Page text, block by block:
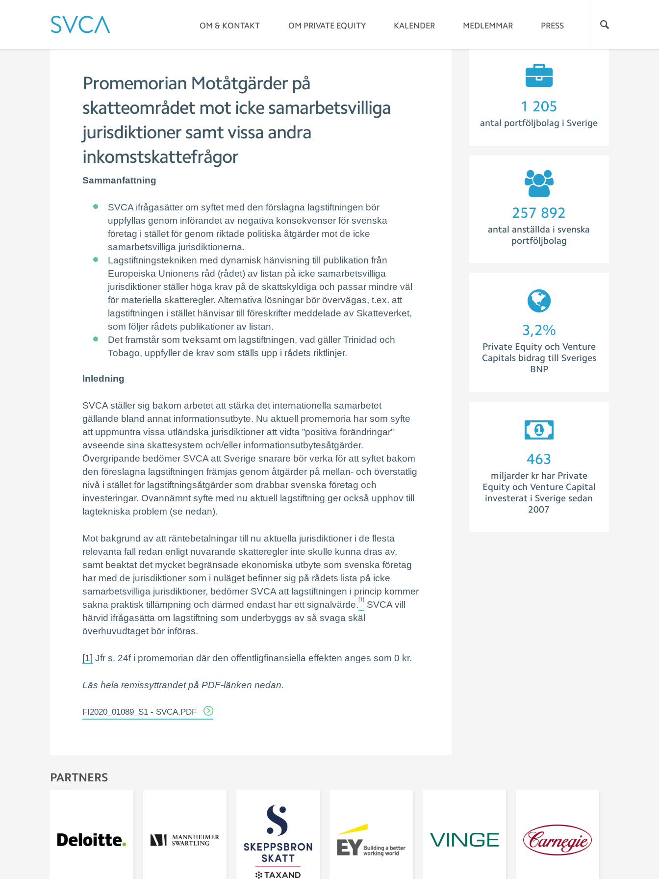
OM & KONTAKT OM PRIVATE EQUITY KALENDER MEDLEMMAR PRESS
Promemorian Motåtgärder på
skatteområdet mot icke samarbetsvilliga
jurisdiktioner samt vissa andra
inkomstskattefrågor
Sammanfattning
SVCA ifrågasätter om syftet med den förslagna lagstiftningen bör
uppfyllas genom införandet av negativa konsekvenser för svenska
företag i stället för genom riktade politiska åtgärder mot de icke
samarbetsvilliga jurisdiktionerna.
Lagstiftningstekniken med dynamisk hänvisning till publikation från
Europeiska Unionens råd (rådet) av listan på icke samarbetsvilliga
jurisdiktioner ställer höga krav på de skattskyldiga och passar mindre väl
för materiella skatteregler. Alternativa lösningar bör övervägas, t.ex. att
lagstiftningen i stället hänvisar till föreskrifter meddelade av Skatteverket,
som följer rådets publikationer av listan.
Det framstår som tveksamt om lagstiftningen, vad gäller Trinidad och
Tobago, uppfyller de krav som ställs upp i rådets riktlinjer.
Inledning
SVCA ställer sig bakom arbetet att stärka det internationella samarbetet
gällande bland annat informationsutbyte. Nu aktuell promemoria har som syfte
att uppmuntra vissa utländska jurisdiktioner att vidta ”positiva förändringar”
avseende sina skattesystem och/eller informationsutbytesåtgärder.
Övergripande bedömer SVCA att Sverige snarare bör verka för att syftet bakom
den föreslagna lagstiftningen främjas genom åtgärder på mellan- och överstatlig
nivå i stället för lagstiftningsåtgärder som drabbar svenska företag och
investeringar. Ovannämnt syfte med nu aktuell lagstiftning ger också upphov till
lagtekniska problem (se nedan).
Mot bakgrund av att räntebetalningar till nu aktuella jurisdiktioner i de flesta
relevanta fall redan enligt nuvarande skatteregler inte skulle kunna dras av,
samt beaktat det mycket begränsade ekonomiska utbyte som svenska företag
har med de jurisdiktioner som i nuläget befinner sig på rådets lista på icke
samarbetsvilliga jurisdiktioner, bedömer SVCA att lagstiftningen i princip kommer
sakna praktisk tillämpning och därmed endast har ett signalvärde.[1] SVCA vill
härvid ifrågasätta om lagstiftning som underbyggs av så svaga skäl
överhuvudtaget bör införas.
[1] Jfr s. 24f i promemorian där den offentligfinansiella effekten anges som 0 kr.
Läs hela remissyttrandet på PDF-länken nedan.
FI2020_01089_S1 - SVCA.PDF
1 273
antal portföljbolag i Sverige
281 496
antal anställda i svenska
portföljbolag
3,5%
Private Equity och Venture
Capitals bidrag till Sveriges
BNP
505
miljarder kr har Private
Equity och Venture Capital
investerat i Sverige sedan
2007
PARTNERS